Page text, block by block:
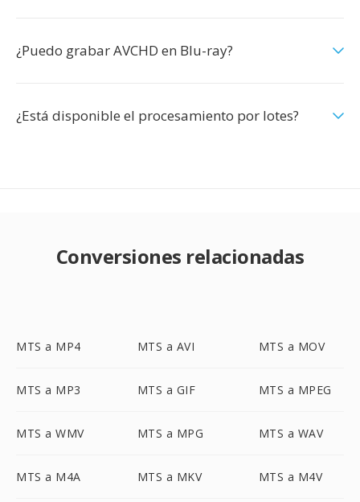
¿Puedo grabar AVCHD en Blu-ray?
¿Está disponible el procesamiento por lotes?
Conversiones relacionadas
MTS a MP4 MTS a AVI MTS a MOV
MTS a MP3 MTS a GIF MTS a MPEG
MTS a WMV MTS a MPG MTS a WAV
MTS a M4A MTS a MKV MTS a M4V